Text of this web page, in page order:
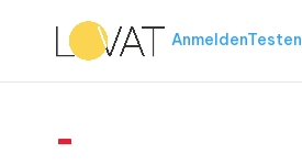
AnmeldenTesten